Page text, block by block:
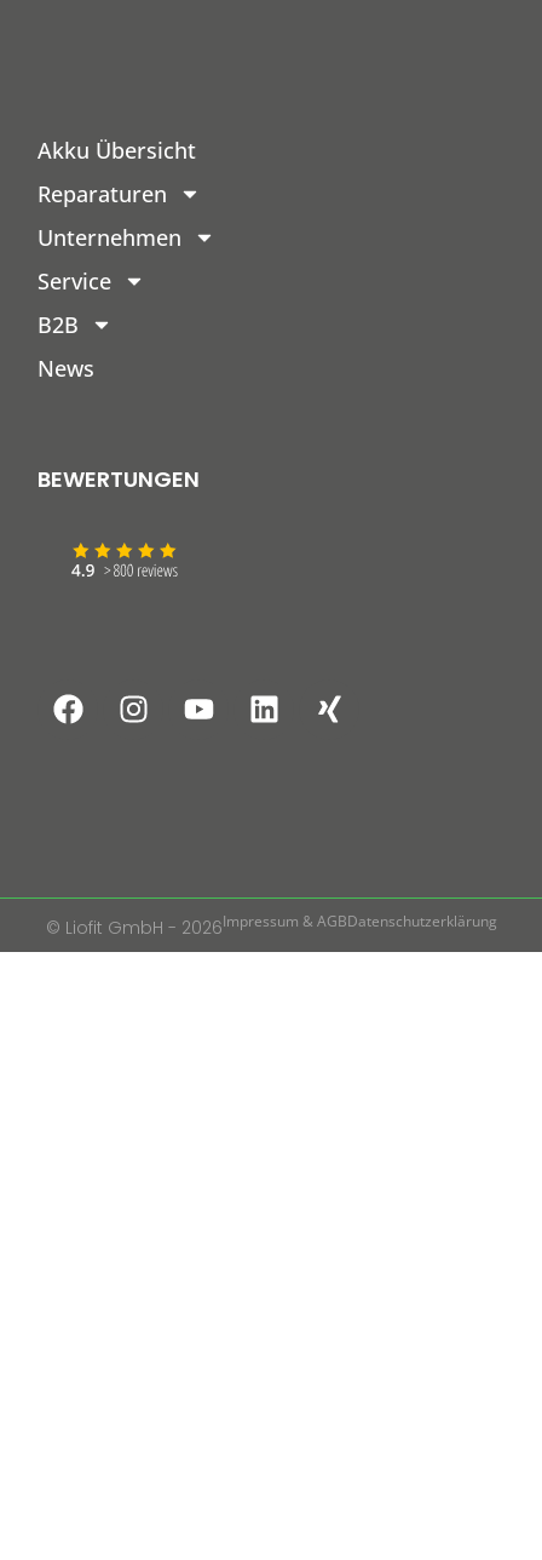
Akku Übersicht
Reparaturen
Unternehmen
Service
B2B
News
BEWERTUNGEN
© Liofit GmbH - 2026Impressum & AGBDatenschutzerklärung